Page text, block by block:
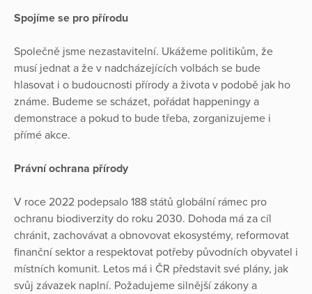
Spojíme se pro přírodu
Společně jsme nezastavitelní. Ukážeme politikům, že
musí jednat a že v nadcházejících volbách se bude
hlasovat i o budoucnosti přírody a života v podobě jak ho
známe. Budeme se scházet, pořádat happeningy a
demonstrace a pokud to bude třeba, zorganizujeme i
přímé akce.
Právní ochrana přírody
V roce 2022 podepsalo 188 států globální rámec pro
ochranu biodiverzity do roku 2030. Dohoda má za cíl
chránit, zachovávat a obnovovat ekosystémy, reformovat
finanční sektor a respektovat potřeby původních obyvatel i
místních komunit. Letos má i ČR představit své plány, jak
svůj závazek naplní. Požadujeme silnější zákony a